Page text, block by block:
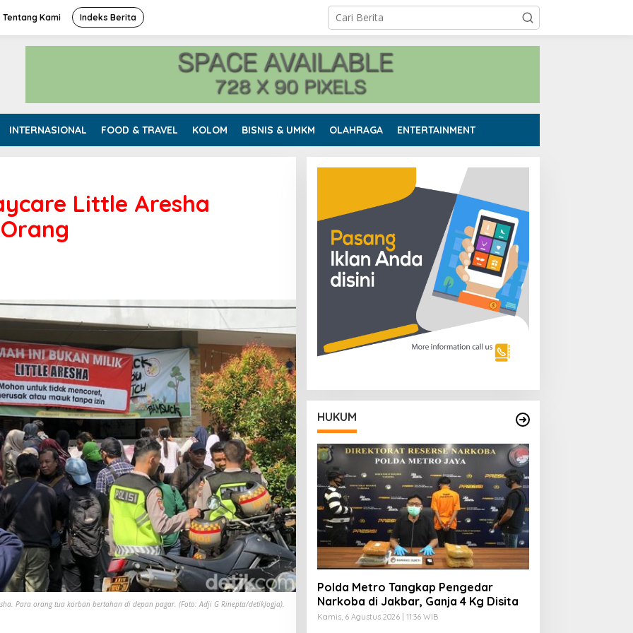
Tentang Kami Indeks Berita
INTERNASIONAL FOOD & TRAVEL KOLOM BISNIS & UMKM OLAHRAGA ENTERTAINMENT
Little Aresha
Para orang tua korban bertahan di depan pagar. (Foto: Adji G Rinepta/detikJogja).
HUKUM
Polda Metro Tangkap Pengedar
Narkoba di Jakbar, Ganja 4 Kg Disita
Kamis, 6 Agustus 2026 | 11:36 WIB